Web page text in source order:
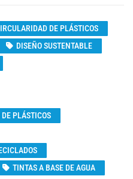
DE PLÁSTICOS
DISEÑO SUSTENTABLE
PLÁSTICOS
TINTAS A BASE DE AGUA